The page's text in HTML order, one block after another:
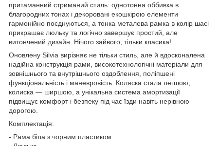
притаманний стриманий стиль: однотонна оббивка в
благородних тонах і декоровані екошкірою елементи
гармонійно поєднуються, а тонка металева рамка в колір шасі
прикрашає люльку та логічно завершує простий, але
витончений дизайн. Нічого зайвого, тільки класика!
Оновлену Silvia вирізняє не тільки стиль, але й вдосконалена
надійна конструкція рами, високотехнологічні матеріали для
зовнішнього та внутрішнього оздоблення, поліпшені
функціональність і маневровість. Коляска стала легшою,
колиска — ширшою, а унікальна система амортизації
підвищує комфорт і безпеку під час їзди навіть нерівною
дорогою.
Комплектація:
- Рама біла з чорним пластиком